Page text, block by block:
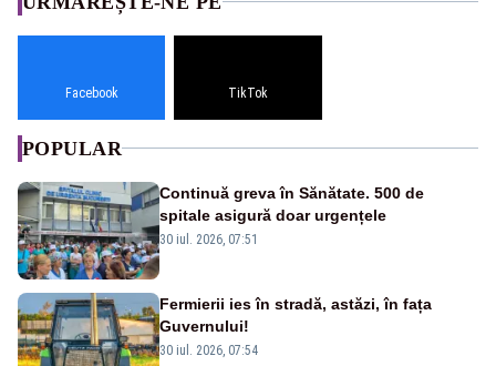
Facebook TikTok
POPULAR
Continuă greva în Sănătate. 500 de
spitale asigură doar urgențele
30 iul. 2026, 07:51
Fermierii ies în stradă, astăzi, în fața
Guvernului!
30 iul. 2026, 07:54